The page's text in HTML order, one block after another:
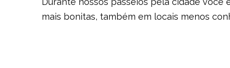
mais bonitas, também em locais menos